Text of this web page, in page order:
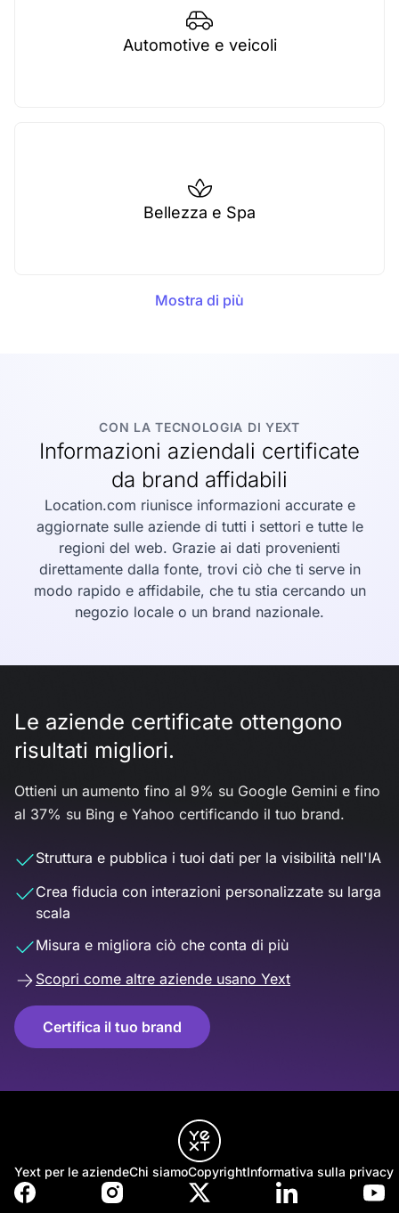
Automotive e veicoli
Bellezza e Spa
Mostra di più
CON LA TECNOLOGIA DI YEXT
Informazioni aziendali certificate
da brand affidabili
Location.com riunisce informazioni accurate e
aggiornate sulle aziende di tutti i settori e tutte le
regioni del web. Grazie ai dati provenienti
direttamente dalla fonte, trovi ciò che ti serve in
modo rapido e affidabile, che tu stia cercando un
negozio locale o un brand nazionale.
Le aziende certificate ottengono
risultati migliori.
Ottieni un aumento fino al 9% su Google Gemini e fino
al 37% su Bing e Yahoo certificando il tuo brand.
Struttura e pubblica i tuoi dati per la visibilità nell'IA
Crea fiducia con interazioni personalizzate su larga
scala
Misura e migliora ciò che conta di più
Scopri come altre aziende usano Yext
Certifica il tuo brand
Yext per le aziendeChi siamoCopyrightInformativa sulla privacy